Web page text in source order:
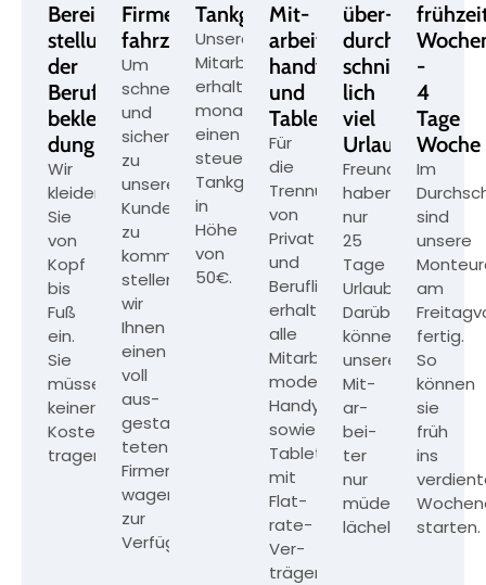
Bereit­
stellung
der
Berufs­
beklei­
dung
Wir
kleiden
Sie
von
Kopf
bis
Fuß
ein.
Sie
müssen
keinerlei
Kosten
tragen.
Firmen­
fahrzeug
Um
schnell
und
sicher
zu
unseren
Kunden
zu
kommen,
stellen
wir
Ihnen
einen
voll
aus­
gestat­
teten
Firmen­
wagen
zur
Verfügung.
Tankgutscheine
Unsere
Mitarbeiter
erhalten
monatlich
einen
steuerfreien
Tankgutschein
in
Höhe
von
50€.
Mit­
arbeiter­
handy
und
Tablet
Für
die
Trennung
von
Privat
und
Beruflich
erhalten
alle
Mitarbeiter
moderne
Handys
sowie
Tablets
mit
Flat­
rate-
Ver­
trägen.
über­
durch­
schnitt­
lich
viel
Urlaub
Freunde
haben
nur
25
Tage
Urlaub?
Darüber
können
unsere
Mit­
ar­
bei­
ter
nur
müde
lächeln.
-
4
Tage
Woche
Im
sind
unsere
am
fertig.
So
können
sie
früh
ins
starten.